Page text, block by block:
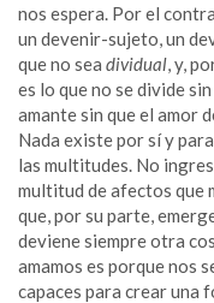
nos espera. Por el
un devenir-sujeto, un
que no sea dividual, y,
es lo que no se divide
amante sin que el amor
Nada existe por sí y
las multitudes. No
multitud de afectos que
que, por su parte,
deviene siempre otra
amamos es porque nos
capaces para crear una